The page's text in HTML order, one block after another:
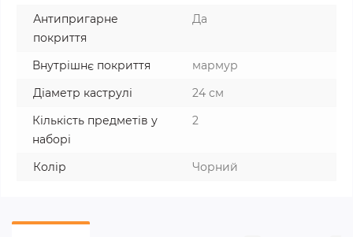
Антипригарне
покриття
Да
Внутрішнє покриття
мармур
Діаметр каструлі
24 см
Кількість предметів у
наборі
2
Колір Чорний